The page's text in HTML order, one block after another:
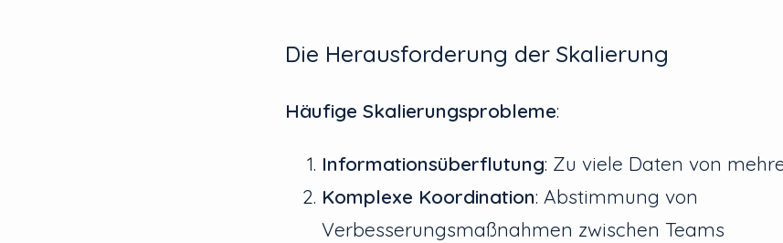
Die Herausforderung der Skalierung
Häufige Skalierungsprobleme:
Informationsüberflutung: Zu viele Daten von
Komplexe Koordination: Abstimmung von
Verbesserungsmaßnahmen zwischen Teams